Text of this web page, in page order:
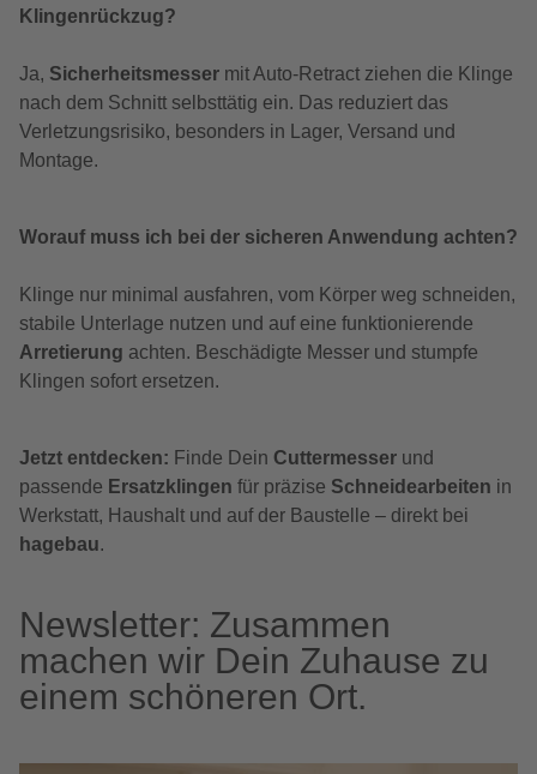
Klingenrückzug?
Ja, Sicherheitsmesser mit Auto-Retract ziehen die Klinge
nach dem Schnitt selbsttätig ein. Das reduziert das
Verletzungsrisiko, besonders in Lager, Versand und
Montage.
Worauf muss ich bei der sicheren Anwendung achten?
Klinge nur minimal ausfahren, vom Körper weg schneiden,
stabile Unterlage nutzen und auf eine funktionierende
Arretierung achten. Beschädigte Messer und stumpfe
Klingen sofort ersetzen.
Jetzt entdecken: Finde Dein Cuttermesser und
passende Ersatzklingen für präzise Schneidearbeiten in
Werkstatt, Haushalt und auf der Baustelle – direkt bei
hagebau.
Newsletter: Zusammen
machen wir Dein Zuhause zu
einem schöneren Ort.